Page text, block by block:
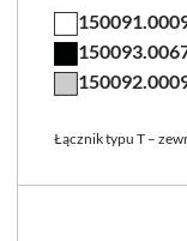
Łącznik typu T –